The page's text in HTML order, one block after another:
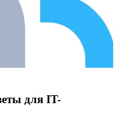
для IT-